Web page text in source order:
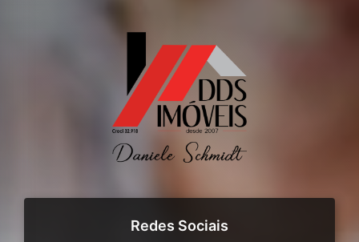
Redes Sociais